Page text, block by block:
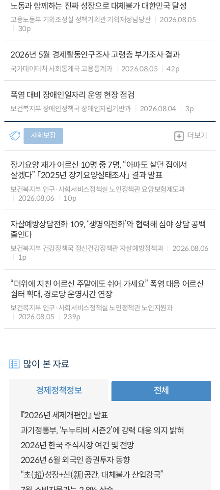
노동과 함께하는 진짜 성장으로 대체불가 대한민국 달성
고용노동부 기획조정실 정책기획관 기획재정담당관
2026.08.05
30p
2026년 5월 경제활동인구조사 고령층 부가조사 결과
국가데이터처 사회통계국 고용통계과 2026.08.05 42p
폭염 대비 장애인일자리 운영 현장 점검
보건복지부 장애인정책국 장애인자립기반과 2026.08.04 3p
사회보장 더보기
장기요양 재가 어르신 10명 중 7명, “아파도 살던 집에서
살겠다” 「2025년 장기요양실태조사」 결과 발표
보건복지부 인구·사회서비스정책실 노인정책관 요양보험제도과
2026.08.06
10p
자살예방상담전화 109, ‘생명의전화’와 협력해 심야 상담 공백
줄인다
보건복지부 건강정책국 정신건강정책관 자살예방정책과
2026.08.06
1p
“더위에 지친 어르신 주말에도 쉬어 가세요” 폭염 대응 어르신
쉼터 확대, 경로당 운영시간 연장
보건복지부 인구·사회서비스정책실 노인정책관 노인지원과
2026.08.05
239p
많이 본 자료
경제정책정보 전체
『2026년 세제개편안』 발표
과기정통부, ‘누누티비 시즌2’에 강력 대응 의지 밝혀
2026년 한국 주식시장 여건 및 전망
2026년 6월 외국인 증권투자 동향
“초(超)성장+신(新)공간, 대체불가 산업강국”